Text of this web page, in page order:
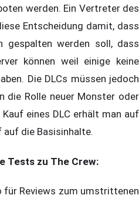
werden. Ein Vertreter des
Entscheidung damit, dass
gespalten werden soll, dass
können weil einige keine
Die DLCs müssen jedoch
die Rolle neuer Monster oder
eines DLC erhält man auf
die Basisinhalte.
Tests zu The Crew:
für Reviews zum umstrittenen